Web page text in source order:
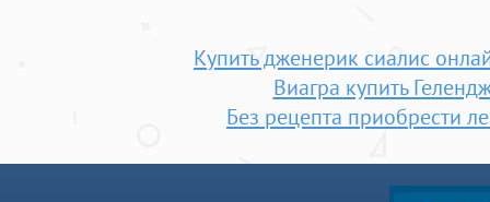
Купить дженерик сиалис
Виагра купить
Без рецепта приобрести